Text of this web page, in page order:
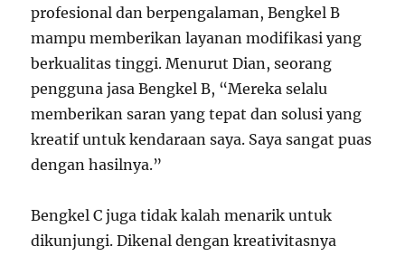
profesional dan berpengalaman, Bengkel B
mampu memberikan layanan modifikasi yang
berkualitas tinggi. Menurut Dian, seorang
pengguna jasa Bengkel B, “Mereka selalu
memberikan saran yang tepat dan solusi yang
kreatif untuk kendaraan saya. Saya sangat puas
dengan hasilnya.”
Bengkel C juga tidak kalah menarik untuk
dikunjungi. Dikenal dengan kreativitasnya